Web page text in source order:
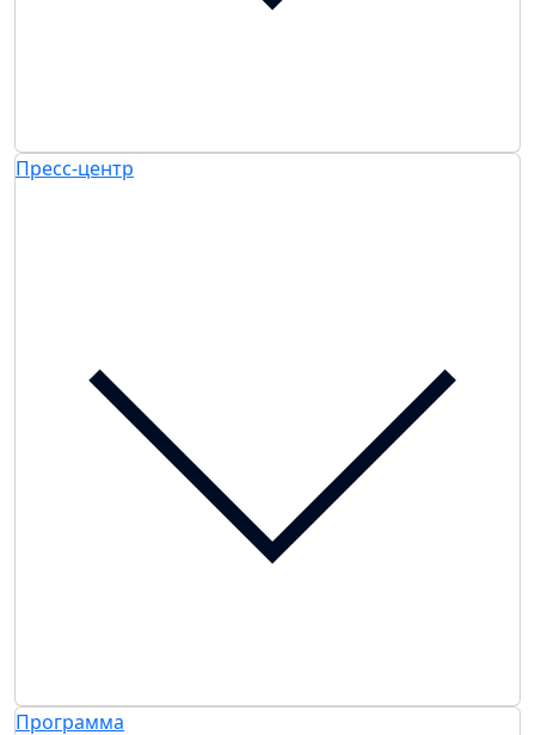
Пресс-центр
Программа